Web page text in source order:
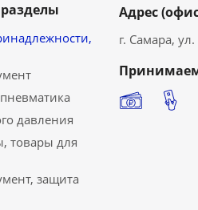
давления
товары для
защита
Адрес
г. Самара,